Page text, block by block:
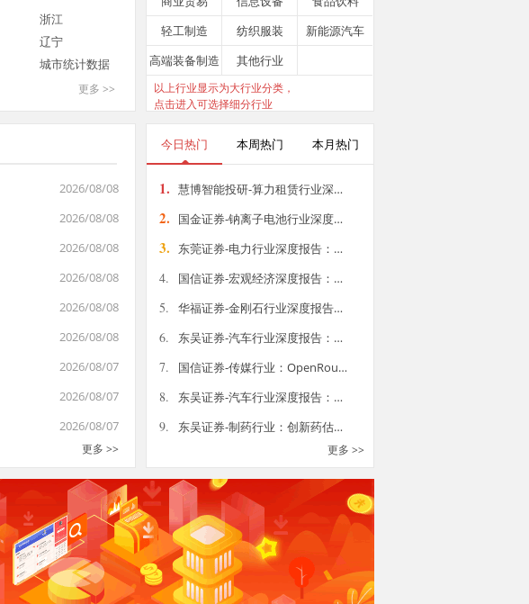
浙江
辽宁
城市统计数据
更多 >>
轻工制造
纺织服装
新能源汽车
高端装备制造
其他行业
以上行业显示为大行业分类，
点击进入可选择细分行业
2026/08/08
2026/08/08
2026/08/08
2026/08/08
2026/08/08
2026/08/08
2026/08/07
2026/08/07
2026/08/07
更多 >>
今日热门 本周热门 本月热门
1. 慧博智能投研-算力租赁行业深…
2. 国金证券-钠离子电池行业深度…
3. 东莞证券-电力行业深度报告：…
4. 国信证券-宏观经济深度报告：…
5. 华福证券-金刚石行业深度报告…
6. 东吴证券-汽车行业深度报告：…
7. 国信证券-传媒行业：OpenRou…
8. 东吴证券-汽车行业深度报告：…
9. 东吴证券-制药行业：创新药估…
更多 >>